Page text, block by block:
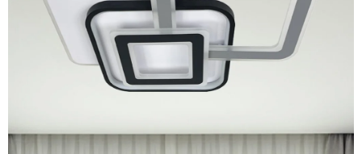
SOLÁRNE SYSTÉMY
SEZÓNNE VÝPREDAJE POĽNOPOTREBY